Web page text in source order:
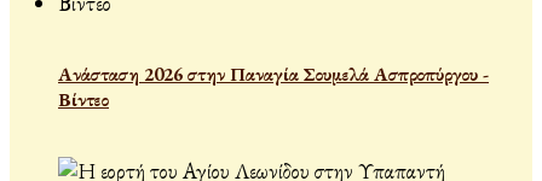
Ανάσταση 2026 στην Παναγία Σουμελά Ασπροπύργου -
Βίντεο